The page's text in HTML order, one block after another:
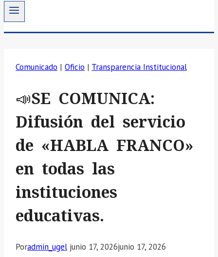
Comunicado | Oficio | Transparencia Institucional
📣SE COMUNICA:
Difusión del servicio
de «HABLA FRANCO»
en todas las
instituciones
educativas.
Poradmin_ugel junio 17, 2026junio 17, 2026